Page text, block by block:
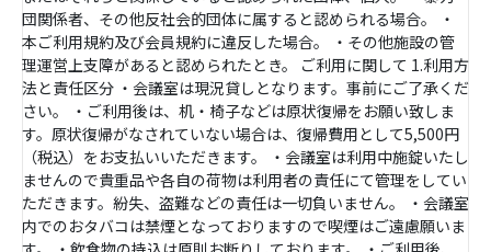
団関係者、その他反社会的団体に属すると認められる場合。 ・
本ご利用規約及び会員規約に違反した場合。 ・その他施設の管
理運営上支障があると認められたとき。 ご利用に関して 1.利用方
法と責任区分 ・会議室は現況貸しとなります。事前にご了承くだ
さい。 ・ご利用後は、机・椅子などは原状復帰をお願い致しま
す。原状復帰がなされていない場合は、復帰費用として5,500円
（税込）をお支払いいただきます。 ・会議室は利用中施錠いたし
ませんので貴重品や各自の荷物は利用者の責任にて管理をしてい
ただきます。紛失、盗難などの責任は一切負いません。 ・会議室
内でのおタバコは禁煙となっておりますので喫煙はご遠慮願いま